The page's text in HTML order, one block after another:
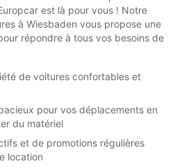
est là pour vous ! Notre
à Wiesbaden vous propose une
répondre à tous vos besoins de
de voitures confortables et
pour vos déplacements en
du matériel
et de promotions régulières
location